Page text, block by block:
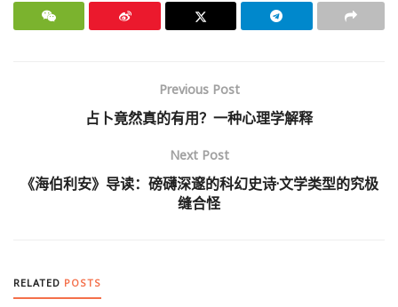
Previous Post
占卜竟然真的有用？一种心理学解释
Next Post
《海伯利安》导读：磅礴深邃的科幻史诗·文学类型的究极
缝合怪
RELATED POSTS